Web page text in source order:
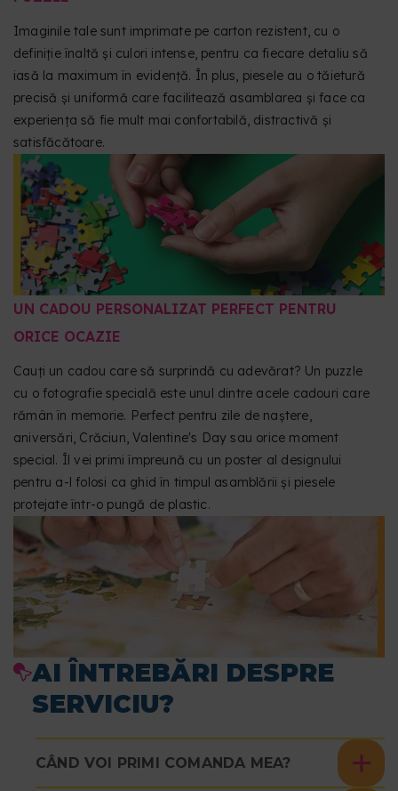
Imaginile tale sunt imprimate pe carton rezistent, cu o
definiție înaltă și culori intense, pentru ca fiecare detaliu să
iasă la maximum în evidență. În plus, piesele au o tăietură
precisă și uniformă care facilitează asamblarea și face ca
experiența să fie mult mai confortabilă, distractivă și
satisfăcătoare.
UN CADOU PERSONALIZAT PERFECT PENTRU
ORICE OCAZIE
Cauți un cadou care să surprindă cu adevărat? Un puzzle
cu o fotografie specială este unul dintre acele cadouri care
rămân în memorie. Perfect pentru zile de naștere,
aniversări, Crăciun, Valentine's Day sau orice moment
special. Îl vei primi împreună cu un poster al designului
pentru a-l folosi ca ghid în timpul asamblării și piesele
protejate într-o pungă de plastic.
AI ÎNTREBĂRI DESPRE
SERVICIU?
CÂND VOI PRIMI COMANDA MEA?